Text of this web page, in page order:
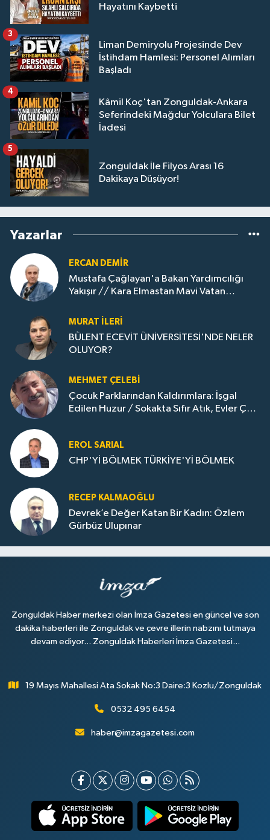
Hayatını Kaybetti
Liman Demiryolu Projesinde Dev
İstihdam Hamlesi: Personel Alımları
Başladı
3
Kâmil Koç'tan Zonguldak-Ankara
Seferindeki Mağdur Yolculara Bilet
İadesi
4
Zonguldak İle Filyos Arası 16
Dakikaya Düşüyor!
5
Yazarlar
ERCAN DEMIR
Mustafa Çağlayan'a Bakan Yardımcılığı
Yakışır // ​Kara Elmastan Mavi Vatan
MURAT İLERI
BÜLENT ECEVİT ÜNİVERSİTESİ'NDE NELER
OLUYOR?
MEHMET ÇELEBI
Çocuk Parklarından Kaldırımlara: İşgal
Edilen Huzur / Sokakta Sıfır Atık, Evler Çöp
EROL SARIAL
CHP'Yİ BÖLMEK TÜRKİYE'Yİ BÖLMEK
RECEP KALMAOĞLU
Devrek’e Değer Katan Bir Kadın: Özlem
Gürbüz Ulupınar
Zonguldak Haber merkezi olan İmza Gazetesi en güncel ve son
dakika haberleri ile Zonguldak ve çevre illerin nabzını tutmaya
devam ediyor... Zonguldak Haberleri İmza Gazetesi...
19 Mayıs Mahallesi Ata Sokak No:3 Daire:3 Kozlu/Zonguldak
0532 495 6454
haber@imzagazetesi.com